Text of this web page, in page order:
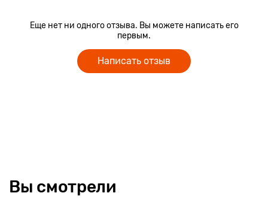
Еще нет ни одного отзыва. Вы можете написать его
первым.
Написать отзыв
Вы смотрели